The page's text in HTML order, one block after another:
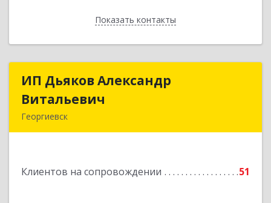
Показать контакты
Назад
ИП Дьяков Александр
Витальевич
Георгиевск
Клиентов на сопровождении 51
ИП Дьяков Александр